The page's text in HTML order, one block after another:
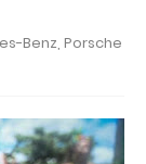
Benz, Porsche